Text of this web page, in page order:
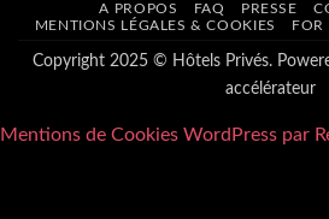
A PROPOS FAQ PRESSE
MENTIONS LÉGALES & COOKIES
FOR
Copyright 2025 © Hôtels Privés.
accélérateur
Mentions de Cookies WordPress par